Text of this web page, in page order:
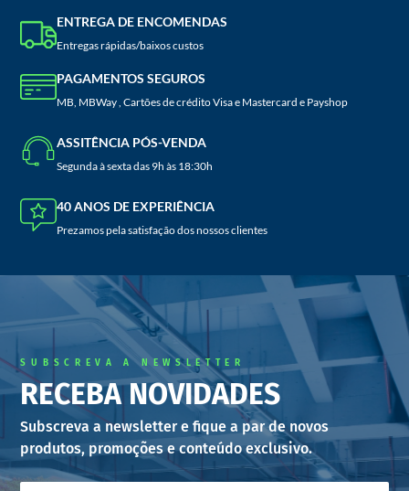
ENTREGA DE ENCOMENDAS
Entregas rápidas/baixos custos
PAGAMENTOS SEGUROS
MB, MBWay , Cartões de crédito Visa e Mastercard e Payshop
ASSITÊNCIA PÓS-VENDA
Segunda à sexta das 9h às 18:30h
40 ANOS DE EXPERIÊNCIA
Prezamos pela satisfação dos nossos clientes
SUBSCREVA A NEWSLETTER
RECEBA NOVIDADES
Subscreva a newsletter e fique a par de novos
produtos, promoções e conteúdo exclusivo.